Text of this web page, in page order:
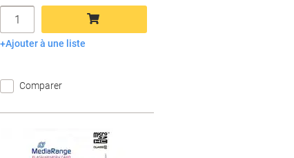
Quantité
Ajouter au panier
Ajouter à une liste
Comparer